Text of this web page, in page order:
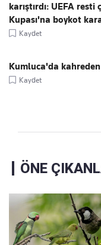
karıştırdı: UEFA
Kupası'na boykot
Kaydet
Kumluca'da
Kaydet
ÖNE